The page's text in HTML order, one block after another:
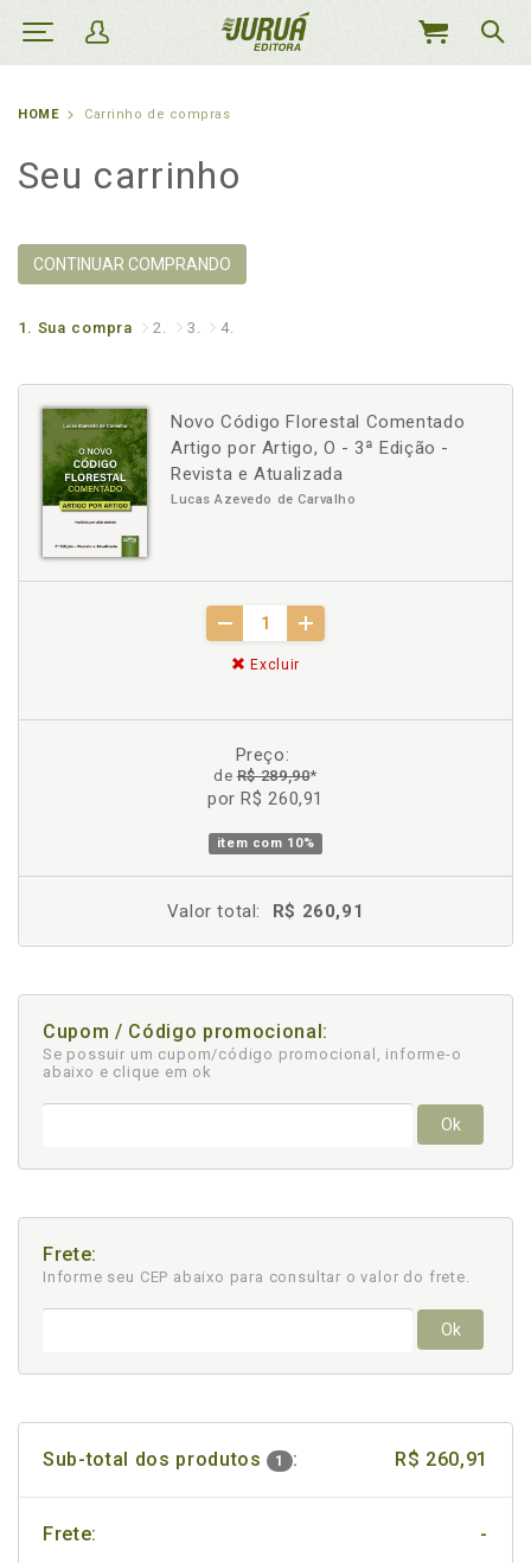
MEU
HOME Carrinho de compras
Seu carrinho
CONTINUAR COMPRANDO
1. Sua compra 2. 3. 4.
Novo Código Florestal Comentado
Artigo por Artigo, O - 3ª Edição -
Revista e Atualizada
Lucas Azevedo de Carvalho
Excluir
Preço:
deR$ 289,90*
por R$ 260,91
item com 10%
Valor total: R$ 260,91
Cupom / Código promocional:
Se possuir um cupom/código promocional, informe-o
abaixo e clique em ok
Ok
Frete:
Informe seu CEP abaixo para consultar o valor do frete.
Ok
Sub-total dos produtos 1 : R$ 260,91
Frete: -